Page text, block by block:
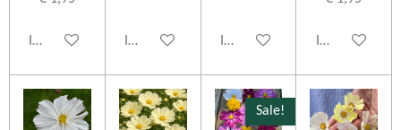
In winkelwagen In winkelwagen In winkelwagen In
Sale!